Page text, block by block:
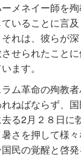
メネイー師を
いることに言
れは、彼らが
せられたこと
ます。
ム革命の殉教
ねばならず、
る2月２８日に
さを押して様
民の覚醒と啓